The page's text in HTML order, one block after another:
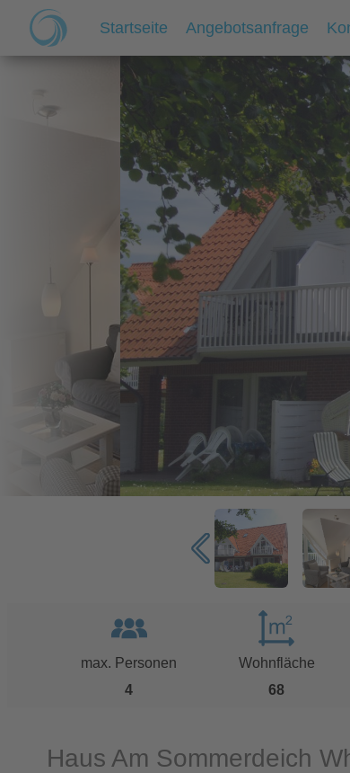
Startseite Angebotsanfrage
max. Personen
4
Wohnfläche
68
Haus Am Sommerdeich